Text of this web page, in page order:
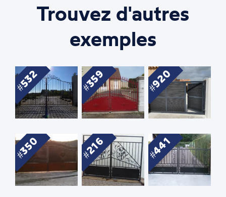
Trouvez d'autres
exemples
532 359 920
350 216 441